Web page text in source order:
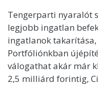
Tengerparti nyaralót
legjobb ingatlan
ingatlanok
Portfóliónkban
válogathat akár már
2,5 milliárd forintig,